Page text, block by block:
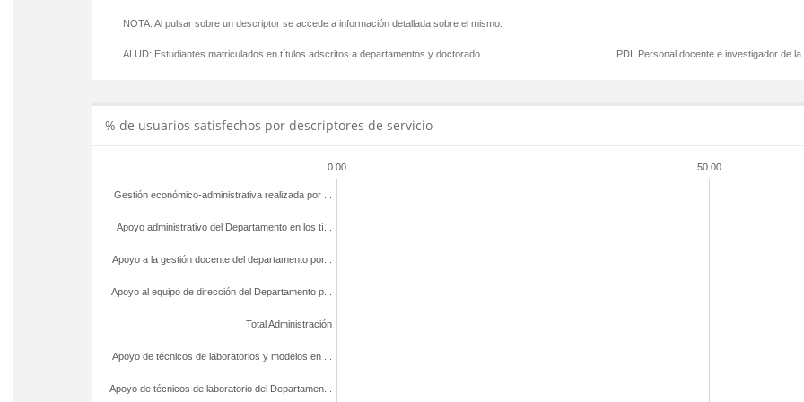
NOTA: Al pulsar sobre un descriptor se accede a información detallada sobre el mismo.
ALUD: Estudiantes matriculados en títulos adscritos a departamentos y doctorado PDI: Personal docente e investigador de la
% de usuarios satisfechos por descriptores de servicio
0.00 50.00
Apoyo de técnicos de laboratorio del Departamen...
Apoyo de técnicos de laboratorios y modelos en ...
Total Administración
Apoyo al equipo de dirección del Departamento p...
Apoyo a la gestión docente del departamento por...
Apoyo administrativo del Departamento en los tí...
Gestión económico-administrativa realizada por ...